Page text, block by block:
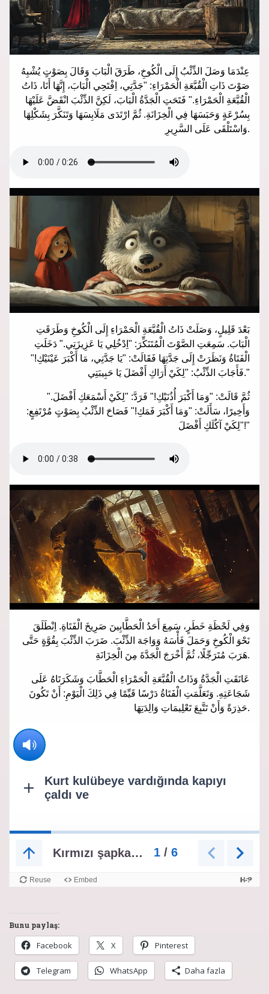
Bunu paylaş:
Facebook X Pinterest
Telegram WhatsApp Daha fazla